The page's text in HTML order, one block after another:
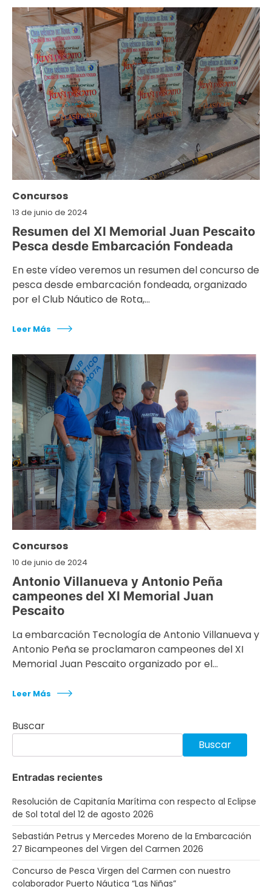
Concursos
13 de junio de 2024
Resumen del XI Memorial Juan Pescaito
Pesca desde Embarcación Fondeada
En este vídeo veremos un resumen del concurso de
pesca desde embarcación fondeada, organizado
por el Club Náutico de Rota,…
Leer Más
Concursos
10 de junio de 2024
Antonio Villanueva y Antonio Peña
campeones del XI Memorial Juan
Pescaito
La embarcación Tecnología de Antonio Villanueva y
Antonio Peña se proclamaron campeones del XI
Memorial Juan Pescaito organizado por el…
Leer Más
Buscar
Buscar
Entradas recientes
Resolución de Capitanía Marítima con respecto al Eclipse
de Sol total del 12 de agosto 2026
Sebastián Petrus y Mercedes Moreno de la Embarcación
27 Bicampeones del Virgen del Carmen 2026
Concurso de Pesca Virgen del Carmen con nuestro
colaborador Puerto Náutica “Las Niñas”